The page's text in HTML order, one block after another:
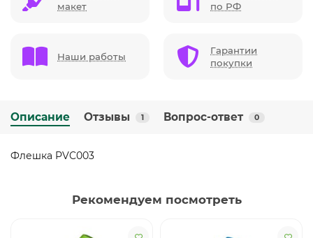
макет
по РФ
Наши работы
Гарантии
покупки
Описание Отзывы 1 Вопрос-ответ 0
Флешка PVC003
Рекомендуем посмотреть